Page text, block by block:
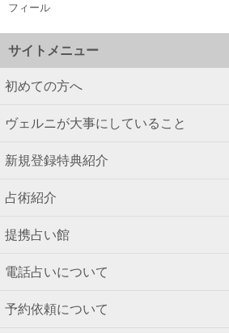
フィール
サイトメニュー
初めての方へ
ヴェルニが大事にしていること
新規登録特典紹介
占術紹介
提携占い館
電話占いについて
予約依頼について